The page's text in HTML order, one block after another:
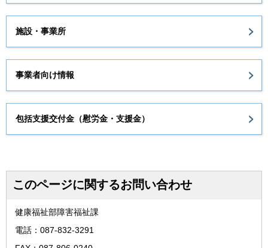
施設・事業所
事業者向け情報
包括支援交付金（慰労金・支援金）
このページに関するお問い合わせ
健康福祉部障害福祉課
電話：087-832-3291